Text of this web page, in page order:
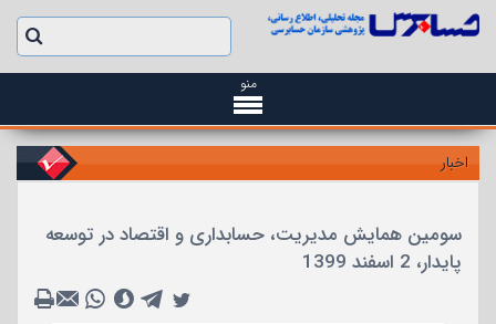
منو
اخبار
سومین همایش مدیریت، حسابداری و اقتصاد در توسعه
پایدار، 2 اسفند 1399